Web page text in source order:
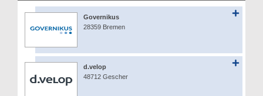
Governikus
28359 Bremen
d.velop
48712 Gescher